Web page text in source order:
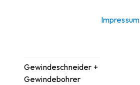
Impressum
Gewindeschneider +
Gewindebohrer